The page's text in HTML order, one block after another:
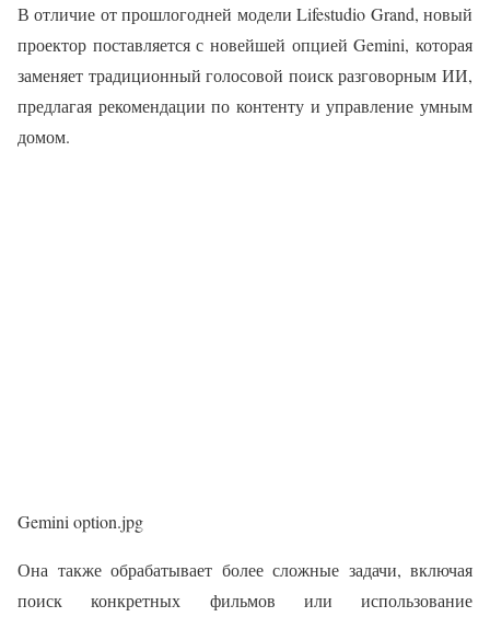
В отличие от прошлогодней модели Lifestudio Grand, новый
проектор поставляется с новейшей опцией Gemini, которая
заменяет традиционный голосовой поиск разговорным ИИ,
предлагая рекомендации по контенту и управление умным
домом.
Gemini option.jpg
Она также обрабатывает более сложные задачи, включая
поиск конкретных фильмов или использование